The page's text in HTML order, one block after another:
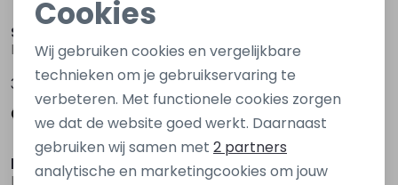
So Soire
Rita W20406 Blauw marine
39,99
39,99
lizzi lou
lizzi lou
Noodzakelijke cookies
Personalisatie cookies
Analytische cookies
Marketing cookies
Cookies
Wij gebruiken cookies en vergelijkbare
technieken om je gebruikservaring te
verbeteren. Met functionele cookies zorgen
we dat de website goed werkt. Daarnaast
gebruiken wij samen met 2 partners
analytische en marketingcookies om jouw